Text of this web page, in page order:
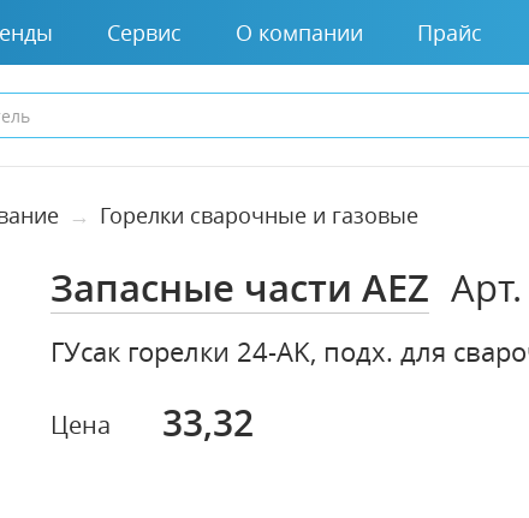
Сервис О компании Прайс
Горелки сварочные и газовые
Запасные части AEZ Арт.
ГУсак горелки 24-AK, подх. для
Цена 33,32